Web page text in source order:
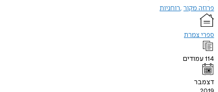
פרוזה מקור רוחניות
ספרי צמרת
114עמודים
דצמבר